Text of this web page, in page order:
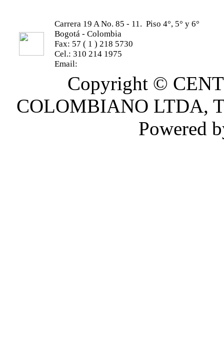
Carrera 19 A No. 85 - 11. Piso 4°, 5° y 6°
Bogotá - Colombia
Fax: 57 ( 1 ) 218 5730
Cel.: 310 214 1975
Email:
Copyright ©
COLOMBIANO LTDA,
Powered